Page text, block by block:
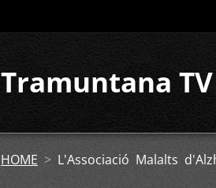
Tramuntana TV
HOME > L'Associació Malalts